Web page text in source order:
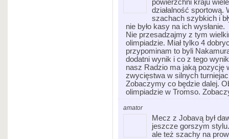
powierzchni kraju
działalność
szachach szybkich i
nie było kasy na ich wysłanie.
Nie przesadzajmy z tym
olimpiadzie. Miał tylko 4
przypominam to byli
dodatni wynik i co z tego
nasz Radzio ma jaką pozycję
zwycięstwa w silnych
Zobaczymy co będzie dalej.
olimpiadzie w Tromso.
amator
Mecz z Jobavą był
jeszcze gorszym
ale też szachy na